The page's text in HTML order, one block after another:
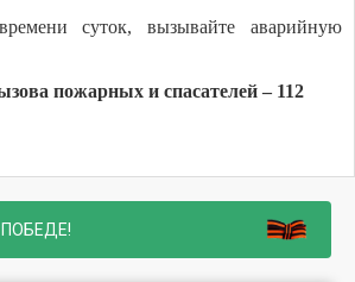
суток, вызывайте аварийную
пожарных и спасателей – 112